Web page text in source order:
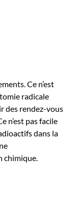
Ce n’est
radicale
des rendez-vous
n’est pas facile
dans la
chimique.